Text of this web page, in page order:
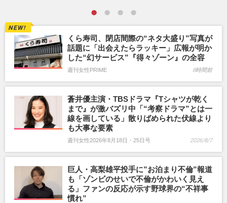
くら寿司、閉店間際の“ネタ大盛り”写真が
話題に「出会えたらラッキー」広報が明か
した“幻サービス”『得々ゾーン』の全容
週刊女性PRIME 8時間前
蒼井優主演・TBSドラマ『Tシャツが乾く
まで』が激バズリ中「“考察ドラマ”とは一
線を画している」散りばめられた伏線より
も大事な要素
週刊女性2026年8月18日・25日号 2026/8/7
巨人・高梨雄平投手に”お泊まり不倫”報道
も「ゾンビのせいで不倫がかわいく見え
る」ファンの反応が示す野球界の“不祥事
慣れ”